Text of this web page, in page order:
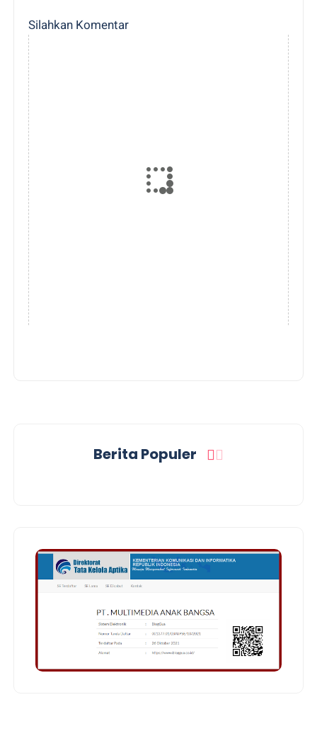
Silahkan Komentar
Berita Populer